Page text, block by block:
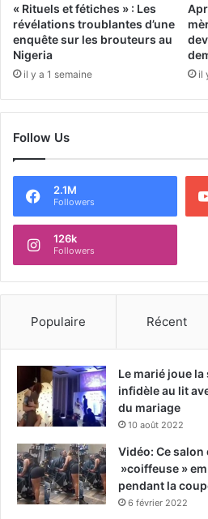
« Rituels et fétiches » : Les
révélations troublantes d’une
enquête sur les brouteurs au
Nigeria
il y a 1 semaine il
Follow Us
2.1M
Followers
126k
Followers
Populaire Récent
Le marié joue
infidèle au lit
du mariage
10 août 2022
Vidéo: Ce
»coiffeuse »
pendant la
6 février 2022